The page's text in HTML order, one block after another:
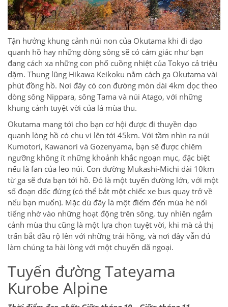
Tận hưởng khung cảnh núi non của Okutama khi đi dạo
quanh hồ hay những dòng sông sẽ có cảm giác như bạn
đang cách xa những con phố cuồng nhiệt của Tokyo cả triệu
dặm. Thung lũng Hikawa Keikoku nằm cách ga Okutama vài
phút đồng hồ. Nơi đây có con đường mòn dài 4km dọc theo
dòng sông Nippara, sông Tama và núi Atago, với những
khung cảnh tuyệt vời của lá mùa thu.
Okutama mang tới cho bạn cơ hội được đi thuyền dạo
quanh lòng hồ có chu vi lên tới 45km. Với tầm nhìn ra núi
Kumotori, Kawanori và Gozenyama, bạn sẽ được chiêm
ngưỡng không ít những khoảnh khắc ngoạn mục, đặc biệt
nếu là fan của leo núi. Con đường Mukashi-Michi dài 10km
từ ga sẽ đưa bạn tới hồ. Đó là một tuyến đường lớn, với một
số đoạn dốc đứng (có thể bắt một chiếc xe bus quay trở về
nếu bạn muốn). Mặc dù đây là một điểm đến mùa hè nổi
tiếng nhờ vào những hoạt động trên sông, tuy nhiên ngắm
cảnh mùa thu cũng là một lựa chọn tuyệt vời, khi mà cả thị
trấn bắt đầu rộ lên với những trái hồng, và nơi đây vẫn đủ
làm chúng ta hài lòng với một chuyến dã ngoại.
Tuyến đường Tateyama
Kurobe Alpine